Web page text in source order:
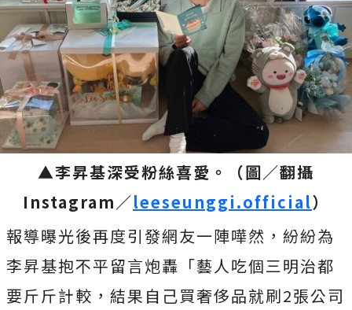
▲李昇基深受粉絲喜愛。（圖／翻攝
Instagram／leeseunggi.official）
報導曝光後再度引發網友一陣嘩然，紛紛為
李昇基抱不平留言炮轟「藝人吃個三明治都
要斤斤計較，結果自己買奢侈品就刷2張公司